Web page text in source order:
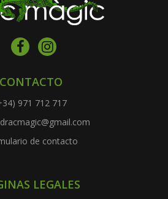
CONTACTO
971 712 717
de contacto
LEGALES